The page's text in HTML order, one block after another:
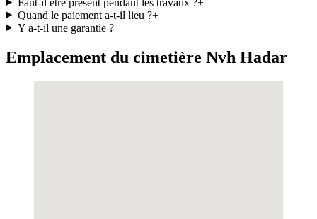
Quand le paiement a-t-il lieu ?+
Y a-t-il une garantie ?+
Emplacement du cimetière Nvh Hadar